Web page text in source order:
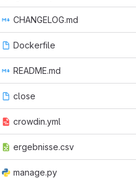
CHANGELOG.md
Dockerfile
README.md
close
crowdin.yml
ergebnisse.csv
manage.py